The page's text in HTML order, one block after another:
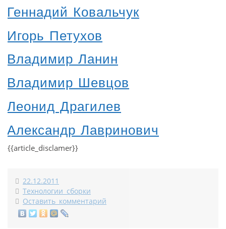
Геннадий Ковальчук
Игорь Петухов
Владимир Ланин
Владимир Шевцов
Леонид Драгилев
Александр Лавринович
{{article_disclamer}}
22.12.2011
Технологии сборки
Оставить комментарий